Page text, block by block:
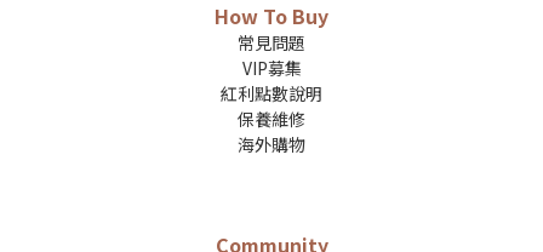
How To Buy
常見問題
VIP募集
紅利點數說明
保養維修
海外購物
Community